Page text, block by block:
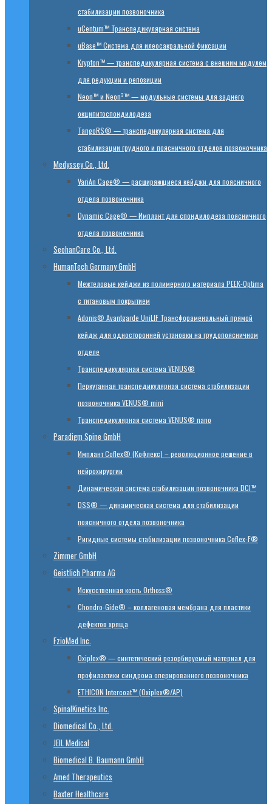
стабилизации позвоночника
uCentum™ Транспедикулярная система
uBase™ Cистема для илеосакральной фиксации
Krypton™ — транспедикулярная система с внешним модулем
для редукции и репозиции
Neon™ и Neon³™ — модульные системы для заднего
окципитоспондилодеза
TangoRS® — транспедикулярная система для
стабилизации грудного и поясничного отделов позвоночника
Medyssey Co., Ltd.
VariAn Cage® — расширяющиеся кейджи для поясничного
отдела позвоночника
Dynamic Cage® — Имплант для спондилодеза поясничного
отдела позвоночника
SeohanCare Co., Ltd.
HumanTech Germany GmbH
Mежтеловые кейджи из полимерного материала PEEK-Optima
с титановым покрытием
Adonis® Avantgarde UniLIF Трансфораменальный прямой
кейдж для односторонней установки на грудопоясничном
отделе
Транспедикулярная система VENUS®
Перкутанная транспедикулярная система стабилизации
позвоночника VENUS® mini
Транспедикулярная система VENUS® nano
Paradigm Spine GmbH
Имплант Coflex® (Кофлекс) – революционное решение в
нейрохирургии
Динамическая система стабилизации позвоночника DCI™
DSS® — динамическая система для стабилизации
поясничного отдела позвоночника
Ригидные системы стабилизации позвоночника Coflex-F®
Zimmer GmbH
Geistlich Pharma AG
Искусственная кость Orthoss®
Chondro-Gide® – коллагеновая мембрана для пластики
дефектов хряща
FzioMed Inc.
Oxiplex® — синтетический резорбируемый материал для
профилактики синдрома оперированного позвоночника
ETHICON Intercoat™ (Oxiplex®/AP)
SpinalKinetics Inc.
Diomedical Co., Ltd.
JEIL Medical
Biomedical B. Baumann GmbH
Amed Therapeutics
Baxter Healthcare